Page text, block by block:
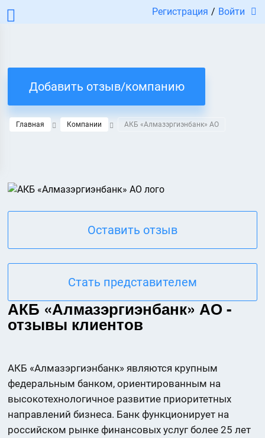
Регистрация / Войти
Добавить отзыв/компанию
Главная Компании АКБ «Алмазэргиэнбанк» АО
Оставить отзыв
Стать представителем
АКБ «Алмазэргиэнбанк» АО -
отзывы клиентов
АКБ «Алмазэргиэнбанк» являются крупным
федеральным банком, ориентированным на
высокотехнологичное развитие приоритетных
направлений бизнеса. Банк функционирует на
российском рынке финансовых услуг более 25 лет